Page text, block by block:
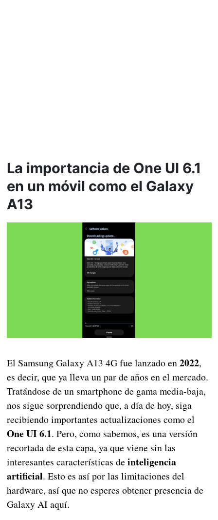
La importancia de One UI 6.1
en un móvil como el Galaxy
A13
El Samsung Galaxy A13 4G fue lanzado en2022,
es decir, que ya lleva un par de años en el mercado.
Tratándose de un smartphone de gama media-baja,
nos sigue sorprendiendo que, a día de hoy, siga
recibiendo importantes actualizaciones como el
One UI 6.1. Pero, como sabemos, es una versión
recortada de esta capa, ya que viene sin las
interesantes características de inteligencia
artificial. Esto es así por las limitaciones del
hardware, así que no esperes obtener presencia de
Galaxy AI aquí.